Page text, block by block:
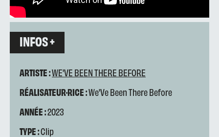
INFOS +
ARTISTE :WE'VE BEEN THERE BEFORE
RÉALISATEUR·RICE :We'Ve Been There Before
ANNÉE :2023
TYPE :Clip